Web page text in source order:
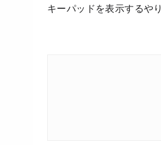
キーパッドを表示するや